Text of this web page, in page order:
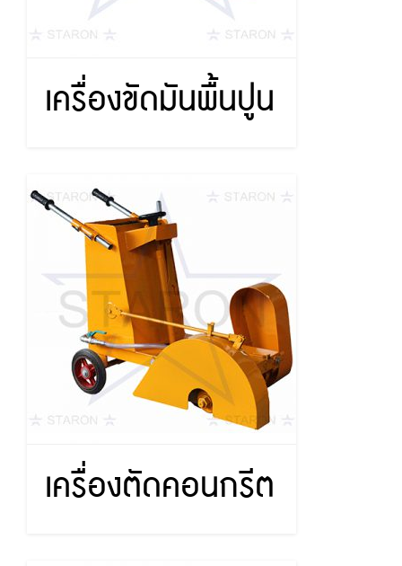
เครื่องขัดมันพื้นปูน
เครื่องตัดคอนกรีต